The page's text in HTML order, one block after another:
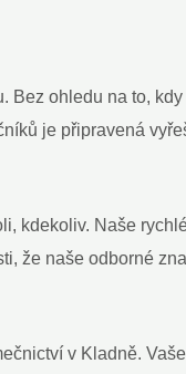
ohledu na to,
je připravená
kdekoliv. Naše
že naše odborné
v Kladně.